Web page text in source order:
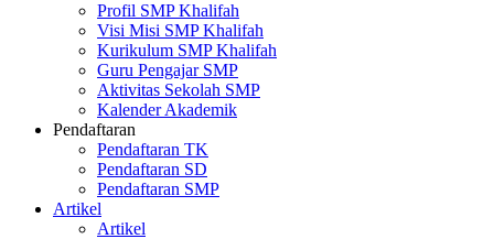
Profil SMP Khalifah
Visi Misi SMP Khalifah
Kurikulum SMP Khalifah
Guru Pengajar SMP
Aktivitas Sekolah SMP
Kalender Akademik
Pendaftaran
Pendaftaran TK
Pendaftaran SD
Pendaftaran SMP
Artikel
Artikel